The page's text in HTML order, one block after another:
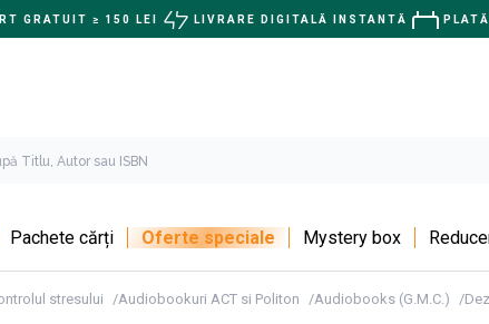
GRATUIT ≥ 150 LEI LIVRARE DIGITALĂ INSTANTĂ
Pachete cărți Oferte speciale Mystery box
stresului Audiobookuri ACT si Politon Audiobooks (G.M.C.)